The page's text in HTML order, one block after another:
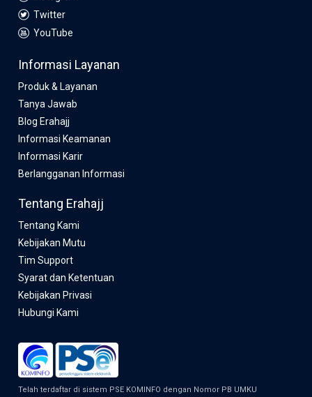
Twitter
YouTube
Informasi Layanan
Produk & Layanan
Tanya Jawab
Blog Erahajj
Informasi Keamanan
Informasi Karir
Berlangganan Informasi
Tentang Erahajj
Tentang Kami
Kebijakan Mutu
Tim Support
Syarat dan Ketentuan
Kebijakan Privasi
Hubungi Kami
Telah terdaftar di sistem PSE KOMINFO dengan Nomor PB UMKU